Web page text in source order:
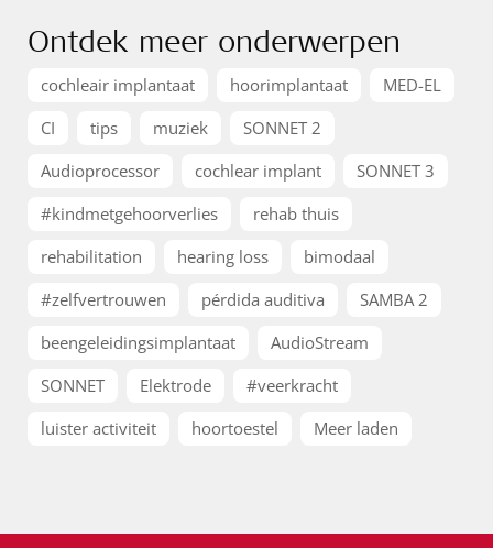
Ontdek meer onderwerpen
cochleair implantaat hoorimplantaat
MED-EL
CI
tips muziek
SONNET 2
Audioprocessor
cochlear implant
SONNET 3
#kindmetgehoorverlies
rehab thuis
rehabilitation
hearing loss
bimodaal
#zelfvertrouwen
pérdida auditiva
SAMBA 2
beengeleidingsimplantaat
AudioStream
SONNET
Elektrode
#veerkracht
luister activiteit
hoortoestel Meer laden